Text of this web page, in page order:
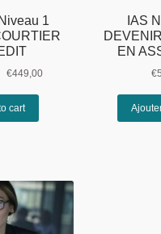
1
Le
initial
€449,00Le
cart
IAS
EN
€